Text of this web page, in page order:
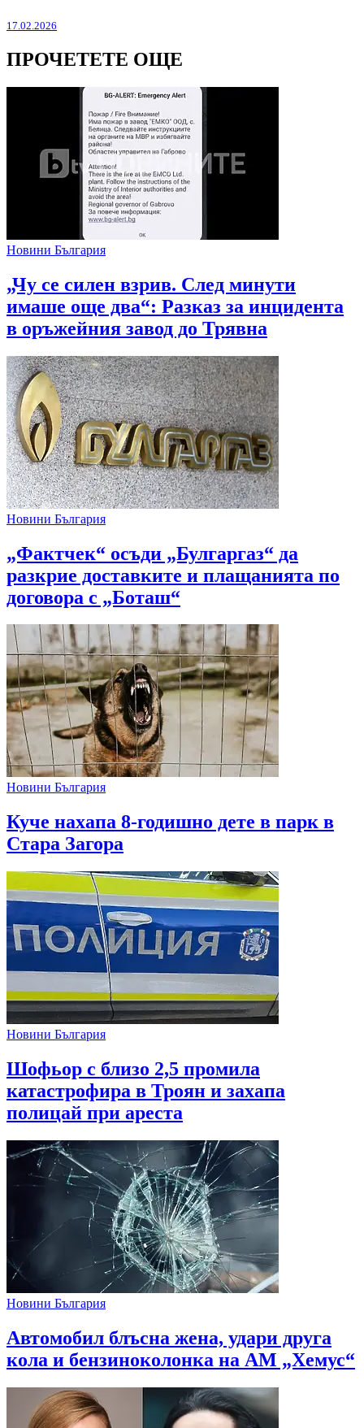
17.02.2026
ПРОЧЕТЕТЕ ОЩЕ
Новини България
„Чу се силен взрив. След минути
имаше още два“: Разказ за инцидента
в оръжейния завод до Трявна
Новини България
„Фактчек“ осъди „Булгаргаз“ да
разкрие доставките и плащанията по
договора с „Боташ“
Новини България
Куче нахапа 8-годишно дете в парк в
Стара Загора
Новини България
Шофьор с близо 2,5 промила
катастрофира в Троян и захапа
полицай при ареста
Новини България
Автомобил блъсна жена, удари друга
кола и бензиноколонка на АМ „Хемус“